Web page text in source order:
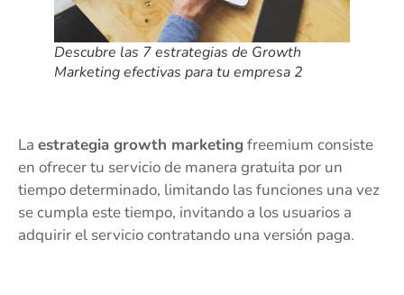
Descubre las 7 estrategias de Growth
Marketing efectivas para tu empresa 2
La estrategia growth marketingfreemium consiste
en ofrecer tu servicio de manera gratuita por un
tiempo determinado, limitando las funciones una vez
se cumpla este tiempo, invitando a los usuarios a
adquirir el servicio contratando una versión paga.